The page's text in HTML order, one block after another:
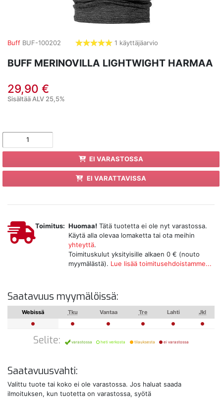
Buff BUF-100202
tähdet
1 käyttäjäarvio
BUFF MERINOVILLA LIGHTWIGHT HARMAA
29,90 €
Sisältää ALV 25,5%
EI VARASTOSSA
EI VARATTAVISSA
Toimitus: Huomaa! Tätä tuotetta ei ole nyt varastossa.
Käytä alla olevaa lomaketta tai ota meihin
yhteyttä.
Toimituskulut yksityisille alkaen 0 € (nouto
myymälästä). Lue lisää toimitusehdoistamme...
Saatavuus myymälöissä:
Webissä Tku Vantaa Tre Lahti Jkl
Selite: varastossa heti verkosta tilauksesta ei varastossa
Saatavuusvahti:
Valittu tuote tai koko ei ole varastossa. Jos haluat saada
ilmoituksen, kun tuotetta on varastossa, syötä